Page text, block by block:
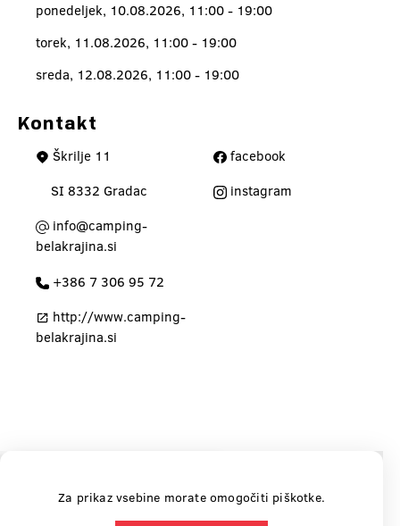
ponedeljek, 10.08.2026, 11:00 - 19:00
torek, 11.08.2026, 11:00 - 19:00
sreda, 12.08.2026, 11:00 - 19:00
Kontakt
Škrilje 11
SI 8332 Gradac
info@camping-
belakrajina.si
+386 7 306 95 72
http://www.camping-
belakrajina.si
facebook
instagram
Za prikaz vsebine morate omogočiti piškotke.